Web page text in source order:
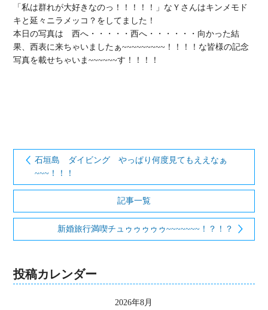
「私は群れが大好きなのっ！！！！！」なＹさんはキンメモド
キと延々ニラメッコ？をしてました！
本日の写真は　西へ・・・・・西へ・・・・・・向かった結
果、西表に来ちゃいましたぁ~~~~~~~~~！！！！な皆様の記念
写真を載せちゃいま~~~~~~す！！！！
石垣島 ダイビング やっぱり何度見てもええなぁ
~~~！！！
記事一覧
新婚旅行満喫チュゥゥゥゥゥ~~~~~~~！？！？
投稿カレンダー
2026年8月